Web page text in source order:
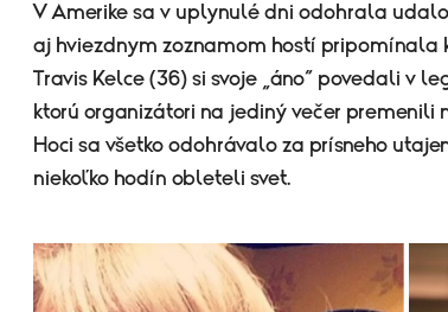
V Amerike sa v uplynulé dni odohrala
aj hviezdnym zoznamom hostí pripomínala
Travis Kelce (36) si svoje „áno“ povedali v
ktorú organizátori na jediný večer premenili
Hoci sa všetko odohrávalo za prísneho
niekoľko hodín obleteli svet.